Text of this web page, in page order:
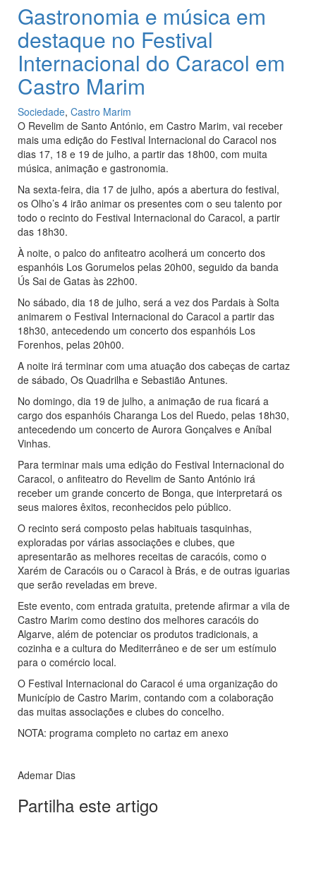
Gastronomia e música em
destaque no Festival
Internacional do Caracol em
Castro Marim
Sociedade, Castro Marim
O Revelim de Santo António, em Castro Marim, vai receber
mais uma edição do Festival Internacional do Caracol nos
dias 17, 18 e 19 de julho, a partir das 18h00, com muita
música, animação e gastronomia.
Na sexta-feira, dia 17 de julho, após a abertura do festival,
os Olho’s 4 irão animar os presentes com o seu talento por
todo o recinto do Festival Internacional do Caracol, a partir
das 18h30.
À noite, o palco do anfiteatro acolherá um concerto dos
espanhóis Los Gorumelos pelas 20h00, seguido da banda
Ús Sai de Gatas às 22h00.
No sábado, dia 18 de julho, será a vez dos Pardais à Solta
animarem o Festival Internacional do Caracol a partir das
18h30, antecedendo um concerto dos espanhóis Los
Forenhos, pelas 20h00.
A noite irá terminar com uma atuação dos cabeças de cartaz
de sábado, Os Quadrilha e Sebastião Antunes.
No domingo, dia 19 de julho, a animação de rua ficará a
cargo dos espanhóis Charanga Los del Ruedo, pelas 18h30,
antecedendo um concerto de Aurora Gonçalves e Aníbal
Vinhas.
Para terminar mais uma edição do Festival Internacional do
Caracol, o anfiteatro do Revelim de Santo António irá
receber um grande concerto de Bonga, que interpretará os
seus maiores êxitos, reconhecidos pelo público.
O recinto será composto pelas habituais tasquinhas,
exploradas por várias associações e clubes, que
apresentarão as melhores receitas de caracóis, como o
Xarém de Caracóis ou o Caracol à Brás, e de outras iguarias
que serão reveladas em breve.
Este evento, com entrada gratuita, pretende afirmar a vila de
Castro Marim como destino dos melhores caracóis do
Algarve, além de potenciar os produtos tradicionais, a
cozinha e a cultura do Mediterrâneo e de ser um estímulo
para o comércio local.
O Festival Internacional do Caracol é uma organização do
Município de Castro Marim, contando com a colaboração
das muitas associações e clubes do concelho.
NOTA: programa completo no cartaz em anexo
Ademar Dias
Partilha este artigo